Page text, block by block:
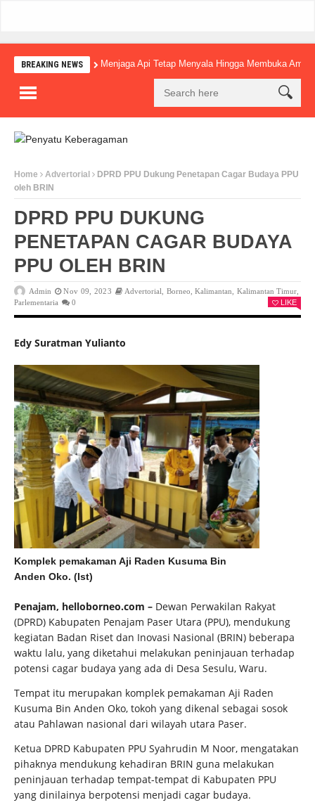
BREAKING NEWS Menjaga Api Tetap Menyala Hingga Membuka
Home Advertorial
DPRD PPU Dukung Penetapan Cagar Budaya PPU
oleh BRIN
DPRD PPU DUKUNG
PENETAPAN CAGAR BUDAYA
PPU OLEH BRIN
Admin Nov 09, 2023 Advertorial Borneo ,Kalimantan ,Kalimantan Timur
Parlementaria
0 LIKE
Edy Suratman Yulianto
Komplek pemakaman Aji Raden Kusuma Bin
Anden Oko. (Ist)
Penajam, helloborneo.com – Dewan Perwakilan Rakyat
(DPRD) Kabupaten Penajam Paser Utara (PPU), mendukung
kegiatan Badan Riset dan Inovasi Nasional (BRIN) beberapa
waktu lalu, yang diketahui melakukan peninjauan terhadap
potensi cagar budaya yang ada di Desa Sesulu, Waru.
Tempat itu merupakan komplek pemakaman Aji Raden
Kusuma Bin Anden Oko, tokoh yang dikenal sebagai sosok
atau Pahlawan nasional dari wilayah utara Paser.
Ketua DPRD Kabupaten PPU Syahrudin M Noor, mengatakan
pihaknya mendukung kehadiran BRIN guna melakukan
peninjauan terhadap tempat-tempat di Kabupaten PPU
yang dinilainya berpotensi menjadi cagar budaya.